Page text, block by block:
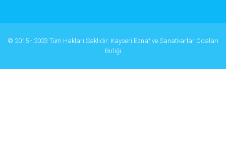
© 2015 - 2023 Tüm Hakları Saklıdır. Kayseri Esnaf ve Sanatkarlar Odaları
Birliği